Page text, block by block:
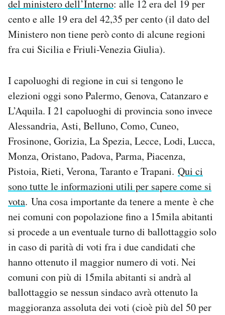
Regala il Post
Hai bisogno di aiuto?
Esci
del ministero dell’Interno: alle 12 era del 19 per
cento e alle 19 era del 42,35 per cento (il dato del
Ministero non tiene però conto di alcune regioni
fra cui Sicilia e Friuli-Venezia Giulia).
I capoluoghi di regione in cui si tengono le
elezioni oggi sono Palermo, Genova, Catanzaro e
L’Aquila. I 21 capoluoghi di provincia sono invece
Alessandria, Asti, Belluno, Como, Cuneo,
Frosinone, Gorizia, La Spezia, Lecce, Lodi, Lucca,
Monza, Oristano, Padova, Parma, Piacenza,
Pistoia, Rieti, Verona, Taranto e Trapani. Qui ci
sono tutte le informazioni utili per sapere come si
vota. Una cosa importante da tenere a mente è che
nei comuni con popolazione fino a 15mila abitanti
si procede a un eventuale turno di ballottaggio solo
in caso di parità di voti fra i due candidati che
hanno ottenuto il maggior numero di voti. Nei
comuni con più di 15mila abitanti si andrà al
ballottaggio se nessun sindaco avrà ottenuto la
maggioranza assoluta dei voti (cioè più del 50 per